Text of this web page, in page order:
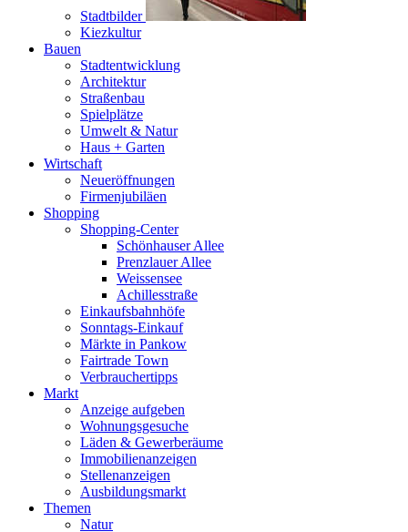
Stadtbilder
Kiezkultur
Bauen
Stadtentwicklung
Architektur
Straßenbau
Spielplätze
Umwelt & Natur
Haus + Garten
Wirtschaft
Neueröffnungen
Firmenjubiläen
Shopping
Shopping-Center
Schönhauser Allee
Prenzlauer Allee
Weissensee
Achillesstraße
Einkaufsbahnhöfe
Sonntags-Einkauf
Märkte in Pankow
Fairtrade Town
Verbrauchertipps
Markt
Anzeige aufgeben
Wohnungsgesuche
Läden & Gewerberäume
Immobilienanzeigen
Stellenanzeigen
Ausbildungsmarkt
Themen
Natur